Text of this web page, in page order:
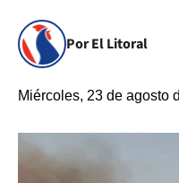
Por El Litoral
Miércoles, 23 de agosto